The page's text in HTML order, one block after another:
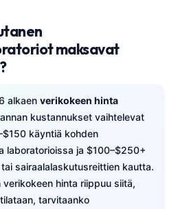
maksavat
alkaen verikokeen hinta
kustannukset vaihtelevat
käyntiä kohden
laboratorioissa ja $100–$250+
sairaalalaskutusreittien kautta.
hinta riippuu siitä,
tarvitaanko